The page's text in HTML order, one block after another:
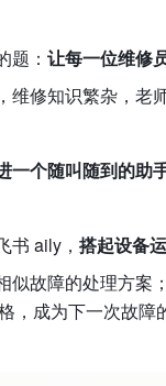
题： 让每一位维修
修知识繁杂，老
个随叫随到的助手
书 aily， 搭起设备
故障的处理方案
成为下一次故障